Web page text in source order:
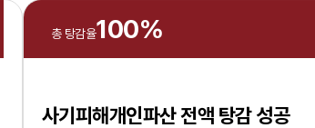
총 탕감율100%
사기피해개인파산 전액 탕감 성공